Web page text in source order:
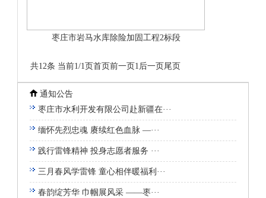
枣庄市岩马水库除险加固工程2标段
共12条 当前1/1页首页前一页1后一页尾页
通知公告
枣庄市水利开发有限公司赴新疆在···
缅怀先烈忠魂 赓续红色血脉 —···
践行雷锋精神 投身志愿者服务 ···
三月春风学雷锋 童心相伴暖福利···
春韵绽芳华 巾帼展风采 ——枣···